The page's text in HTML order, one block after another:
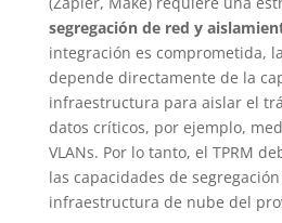
segregación de red y
integración es comprometida,
depende directamente de la
infraestructura para aislar el
datos críticos, por ejemplo,
VLANs. Por lo tanto, el TPRM
las capacidades de
infraestructura de nube del